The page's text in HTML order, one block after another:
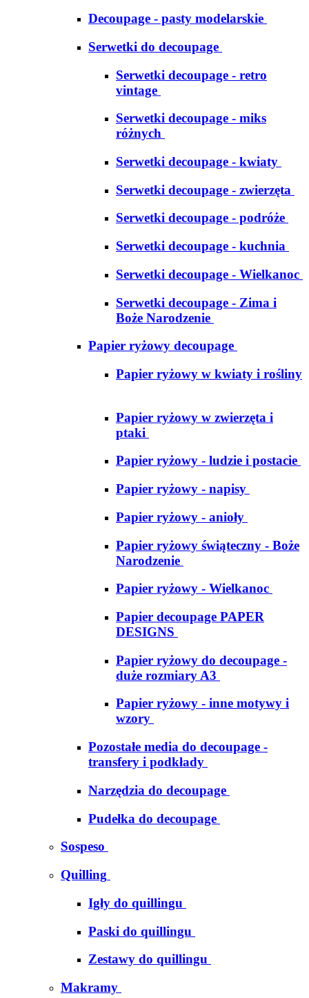
Decoupage - pasty modelarskie
Serwetki do decoupage
Serwetki decoupage - retro
vintage
Serwetki decoupage - miks
różnych
Serwetki decoupage - kwiaty
Serwetki decoupage - zwierzęta
Serwetki decoupage - podróże
Serwetki decoupage - kuchnia
Serwetki decoupage - Wielkanoc
Serwetki decoupage - Zima i
Boże Narodzenie
Papier ryżowy decoupage
Papier ryżowy w kwiaty i rośliny
Papier ryżowy w zwierzęta i
ptaki
Papier ryżowy - ludzie i postacie
Papier ryżowy - napisy
Papier ryżowy - anioły
Papier ryżowy świąteczny - Boże
Narodzenie
Papier ryżowy - Wielkanoc
Papier decoupage PAPER
DESIGNS
Papier ryżowy do decoupage -
duże rozmiary A3
Papier ryżowy - inne motywy i
wzory
Pozostałe media do decoupage -
transfery i podkłady
Narzędzia do decoupage
Pudełka do decoupage
Sospeso
Quilling
Igły do quillingu
Paski do quillingu
Zestawy do quillingu
Makramy